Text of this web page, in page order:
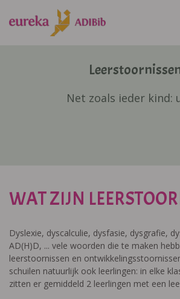
Net zoals ieder kind:
WAT ZIJN
Dyslexie, dyscalculie, dysfasie, dysgrafie,
AD(H)D, ... vele woorden die te maken
leerstoornissen en
schuilen natuurlijk ook leerlingen: in elke
zitten er gemiddeld 2 leerlingen met een